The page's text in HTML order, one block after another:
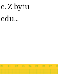
Z bytu